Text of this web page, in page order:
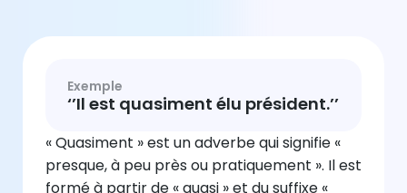
Exemple
‘’Il est quasiment élu président.’’
« Quasiment » est un adverbe qui signifie «
presque, à peu près ou pratiquement ». Il est
formé à partir de « quasi » et du suffixe «